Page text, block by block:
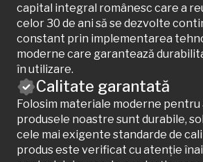
capital integral românesc care a
celor 30 de ani să se dezvolte
constant prin implementarea
moderne care garantează
în utilizare.
Calitate garantată
Folosim materiale moderne pentru
produsele noastre sunt durabile,
cele mai exigente standarde de
produs este verificat cu atenție